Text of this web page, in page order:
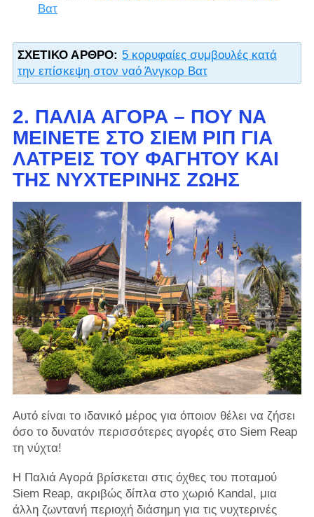
Βατ
ΣΧΕΤΙΚΌ ΆΡΘΡΟ: 5 κορυφαίες συμβουλές κατά
την επίσκεψη στον ναό Άνγκορ Βατ
2. ΠΑΛΙΆ ΑΓΟΡΆ – ΠΟΎ ΝΑ
ΜΕΊΝΕΤΕ ΣΤΟ ΣΙΈΜ ΡΙΠ ΓΙΑ
ΛΆΤΡΕΙΣ ΤΟΥ ΦΑΓΗΤΟΎ ΚΑΙ
ΤΗΣ ΝΥΧΤΕΡΙΝΉΣ ΖΩΉΣ
Αυτό είναι το ιδανικό μέρος για όποιον θέλει να ζήσει
όσο το δυνατόν περισσότερες αγορές στο Siem Reap
τη νύχτα!
Η Παλιά Αγορά βρίσκεται στις όχθες του ποταμού
Siem Reap, ακριβώς δίπλα στο χωριό Kandal, μια
άλλη ζωντανή περιοχή διάσημη για τις νυχτερινές